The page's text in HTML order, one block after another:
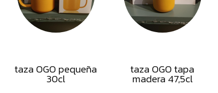
FRUTOS
SECOS
SAL
HARINAS
ACEITES
taza OGO pequeña
30cl
taza OGO tapa
madera 47,5cl